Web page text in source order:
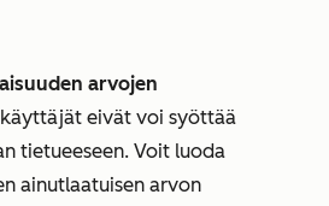
arvojen
eivät voi syöttää
tietueeseen. Voit luoda
ainutlaatuisen arvon